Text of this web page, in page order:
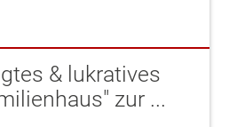
& lukratives
zur ...